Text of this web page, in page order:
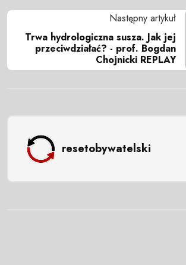
Następny artykuł
Trwa hydrologiczna susza. Jak jej
przeciwdziałać? - prof. Bogdan
Chojnicki REPLAY
resetobywatelski